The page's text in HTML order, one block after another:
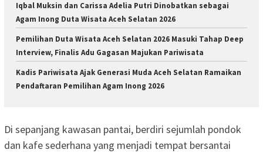
Iqbal Muksin dan Carissa Adelia Putri Dinobatkan sebagai
Agam Inong Duta Wisata Aceh Selatan 2026
Pemilihan Duta Wisata Aceh Selatan 2026 Masuki Tahap Deep
Interview, Finalis Adu Gagasan Majukan Pariwisata
Kadis Pariwisata Ajak Generasi Muda Aceh Selatan Ramaikan
Pendaftaran Pemilihan Agam Inong 2026
Di sepanjang kawasan pantai, berdiri sejumlah pondok
dan kafe sederhana yang menjadi tempat bersantai